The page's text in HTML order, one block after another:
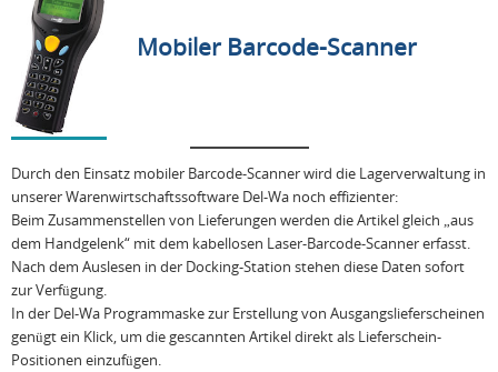
Mobiler Barcode-Scanner
Durch den Einsatz mobiler Barcode-Scanner wird die Lagerverwaltung in
unserer Warenwirtschaftssoftware Del-Wa noch effizienter:
Beim Zusammenstellen von Lieferungen werden die Artikel gleich „aus
dem Handgelenk“ mit dem kabellosen Laser-Barcode-Scanner erfasst.
Nach dem Auslesen in der Docking-Station stehen diese Daten sofort
zur Verfügung.
In der Del-Wa Programmaske zur Erstellung von Ausgangslieferscheinen
genügt ein Klick, um die gescannten Artikel direkt als Lieferschein-
Positionen einzufügen.